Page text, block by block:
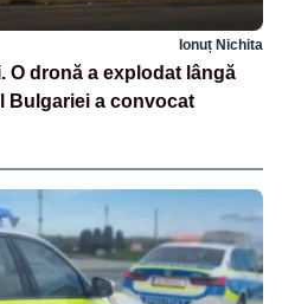
Ionuț Nichita
O dronă a explodat lângă
Bulgariei a convocat